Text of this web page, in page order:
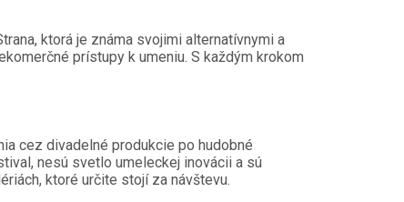
ktorá je známa svojimi alternatívnymi a
prístupy k umeniu. S každým krokom
cez divadelné produkcie po hudobné
nesú svetlo umeleckej inovácii a sú
ktoré určite stojí za návštevu.